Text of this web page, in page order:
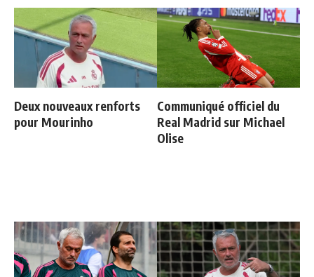
Deux nouveaux renforts
pour Mourinho
Communiqué officiel du
Real Madrid sur Michael
Olise